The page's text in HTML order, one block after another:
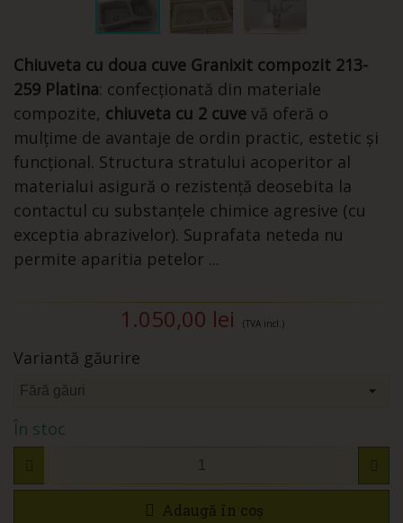
Chiuveta cu doua cuve Granixit compozit 213-
259 Platina: confecționată din materiale
compozite, chiuveta cu 2 cuve vă oferă o
mulțime de avantaje de ordin practic, estetic și
funcțional. Structura stratului acoperitor al
materialui asigură o rezistență deosebita la
contactul cu substanțele chimice agresive (cu
exceptia abrazivelor). Suprafata neteda nu
permite aparitia petelor ...
1.050,00 lei (TVA incl.)
Variantă găurire
În stoc
Adaugă în coș